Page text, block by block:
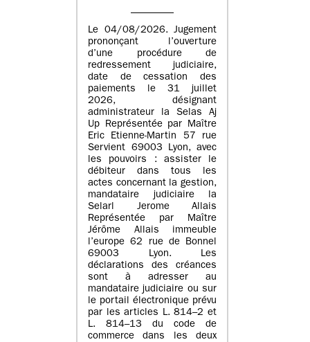
Le 04/08/2026. Jugement
prononçant l’ouverture
d’une procédure de
redressement judiciaire,
date de cessation des
paiements le 31 juillet
2026, désignant
administrateur la Selas Aj
Up Représentée par Maître
Eric Etienne-Martin 57 rue
Servient 69003 Lyon, avec
les pouvoirs : assister le
débiteur dans tous les
actes concernant la gestion,
mandataire judiciaire la
Selarl Jerome Allais
Représentée par Maître
Jérôme Allais immeuble
l’europe 62 rue de Bonnel
69003 Lyon. Les
déclarations des créances
sont à adresser au
mandataire judiciaire ou sur
le portail électronique prévu
par les articles L. 814–2 et
L. 814–13 du code de
commerce dans les deux